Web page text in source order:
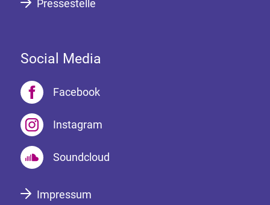
Pressestelle
Social Media
Facebook
Instagram
Soundcloud
Impressum